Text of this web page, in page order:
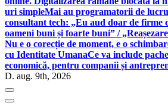
uri simpleMai au programatorii de
consultant tech: „Eu aud doar de firme
oameni buni și foarte buni” /
Nu e o corecție de moment, e o
cu Identitate UmanaCe va include
economică, pentru companii și
D. aug. 9th, 2026